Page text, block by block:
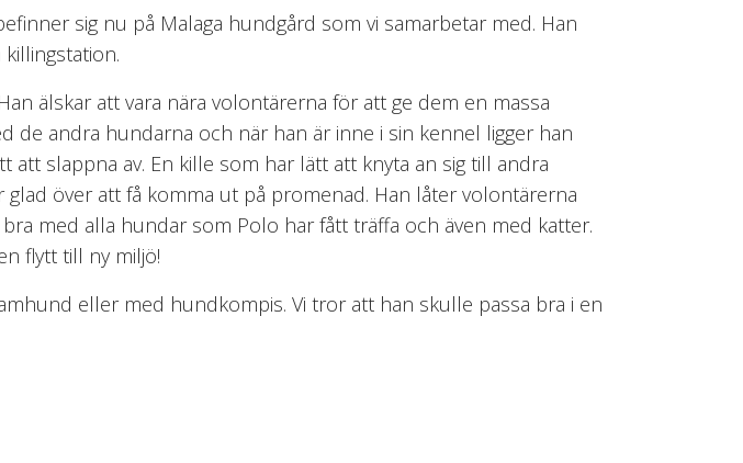
sig nu på Malaga hundgård som vi samarbetar med. Han
älskar att vara nära volontärerna för att ge dem en massa
de andra hundarna och när han är inne i sin kennel ligger han
slappna av. En kille som har lätt att knyta an sig till andra
över att få komma ut på promenad. Han låter volontärerna
med alla hundar som Polo har fått träffa och även med katter.
flytt till ny miljö!
eller med hundkompis. Vi tror att han skulle passa bra i en